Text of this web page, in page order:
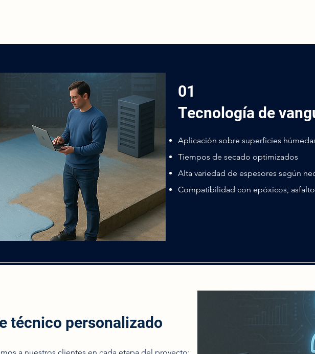
01
Tecnología de
Aplicación sobre superficies
Tiempos de secado optimizados
Alta variedad de espesores según
Compatibilidad con epóxicos,
técnico personalizado